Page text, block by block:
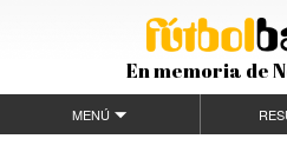
En memoria de
MENÚ